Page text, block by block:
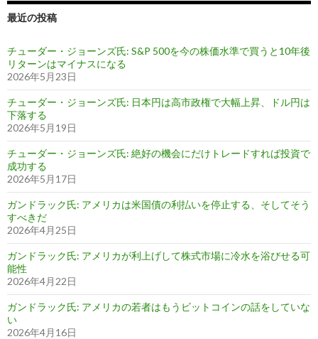
最近の投稿
チューダー・ジョーンズ氏: S&P 500を今の株価水準で買うと10年後
リターンはマイナスになる
2026年5月23日
チューダー・ジョーンズ氏: 日本円は高市政権で大幅上昇、ドル円は
下落する
2026年5月19日
チューダー・ジョーンズ氏: 絶好の機会にだけトレードすれば投資で
成功する
2026年5月17日
ガンドラック氏: アメリカは米国債の利払いを停止する、そしてそう
すべきだ
2026年4月25日
ガンドラック氏: アメリカが利上げして株式市場に冷水を浴びせる可
能性
2026年4月22日
ガンドラック氏: アメリカの若者はもうビットコインの話をしていな
い
2026年4月16日